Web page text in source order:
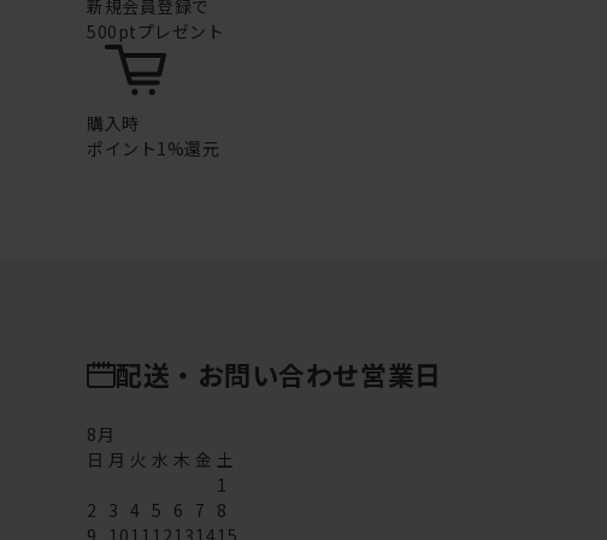
新規会員登録で
500ptプレゼント
購入時
ポイント1%還元
配送・お問い合わせ営業日
8月
日 月 火 水 木 金 土
1
2 3 4 5 6 7 8